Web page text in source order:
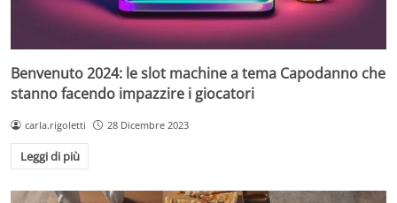
Benvenuto 2024: le slot machine a tema Capodanno che
stanno facendo impazzire i giocatori
carla.rigoletti 28 Dicembre 2023
Leggi di più